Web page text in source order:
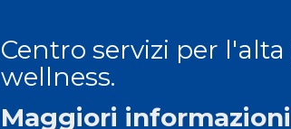
Centro servizi per
wellness.
Maggiori informazioni